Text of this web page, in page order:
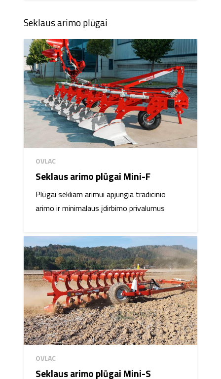
Seklaus arimo plūgai
OVLAC
Seklaus arimo plūgai Mini-F
Plūgai sekliam arimui apjungia tradicinio
arimo ir minimalaus įdirbimo privalumus
OVLAC
Seklaus arimo plūgai Mini-S